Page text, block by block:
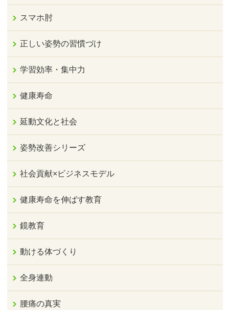
スマホ肘
正しい姿勢の習慣づけ
学習効率・集中力
健康寿命
延動文化と社会
姿勢改善シリーズ
社会貢献×ビジネスモデル
健康寿命を伸ばす教育
鏡教育
動ける体づくり
全身連動
腰痛の真実